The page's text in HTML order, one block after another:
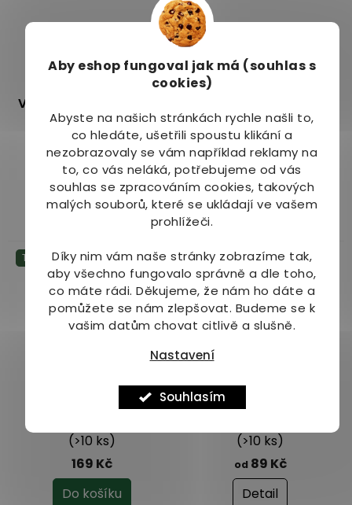
Aby eshop fungoval jak má (souhlas s
cookies)
Abyste na našich stránkách rychle našli to,
co hledáte, ušetřili spoustu klikání a
nezobrazovaly se vám například reklamy na
to, co vás neláká, potřebujeme od vás
souhlas se zpracováním cookies, takových
malých souborů, které se ukládají ve vašem
prohlížeči.
Díky nim vám naše stránky zobrazíme tak,
aby všechno fungovalo správně a dle toho,
co máte rádi. Děkujeme, že nám ho dáte a
pomůžete se nám zlepšovat. Budeme se k
vašim datům chovat citlivě a slušně.
Nastavení
Souhlasím
Vrbovka malokvětá AF
tinktura
Dostupné do 1 dne
(>10 ks)
od129 Kč
kapsle
Dostupné do 1 dne (5 ks)
od279 Kč
Detail
Tip
mletá nať 100 g
(>10 ks)
169 Kč
Do košíku
Tip
(>10 ks)
od89 Kč
Detail